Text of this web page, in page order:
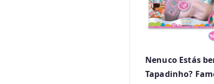
Nenuco Estás
Tapadinho?